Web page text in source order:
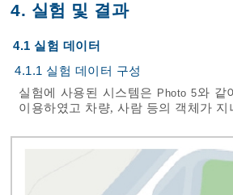
4. 실험 및 결과
4.1 실험 데이터
4.1.1 실험 데이터 구성
실험에 사용된 시스템은 Photo 5와 같
이용하였고 차량, 사람 등의 객체가